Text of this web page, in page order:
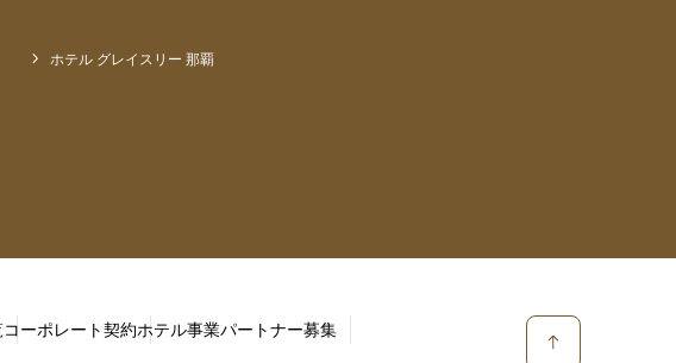
ホテル グレイスリー 那覇
コーポレート契約ホテル事業パートナー募集